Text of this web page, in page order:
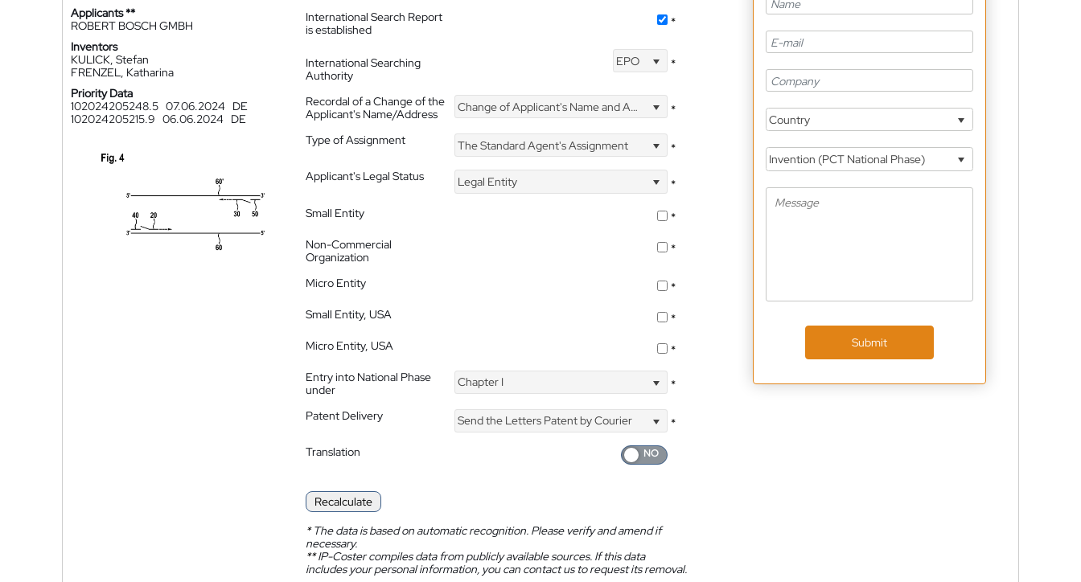
Applicants **
ROBERT BOSCH GMBH
Inventors
KULICK, Stefan
FRENZEL, Katharina
Priority Data
102024205248.5 07.06.2024
DE
102024205215.9 06.06.2024 DE
International Search Report
is established
*
International Searching
Authority
EPO *
Recordal of a Change of the
Applicant's Name/Address
Change of Applicant's Name and Address *
Type of Assignment The Standard Agent's Assignment
*
Applicant's Legal Status
Legal Entity
*
Small Entity
*
Non-Commercial
Organization
*
Micro Entity
*
Small Entity, USA
*
Micro Entity, USA
*
Entry into National Phase
under
Chapter I *
Patent Delivery Send the Letters Patent by Courier
*
Translation
Recalculate
*The data is based on automatic recognition. Please verify and amend if
necessary.
**IP-Coster compiles data from publicly available sources. If this data
includes your personal information, you can contact us to request its removal.
Country
Invention (PCT National Phase)
Submit